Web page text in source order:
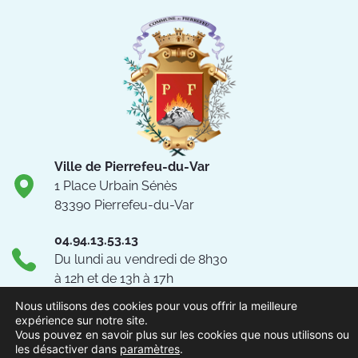
Ville de Pierrefeu-du-Var
1 Place Urbain Sénès
83390 Pierrefeu-du-Var
04.94.13.53.13
Du lundi au vendredi de 8h30
à 12h et de 13h à 17h
NOUS CONTACTER
Suivez-nous !
Nous utilisons des cookies pour vous offrir la meilleure
expérience sur notre site.
Vous pouvez en savoir plus sur les cookies que nous utilisons ou
les désactiver dans paramètres.